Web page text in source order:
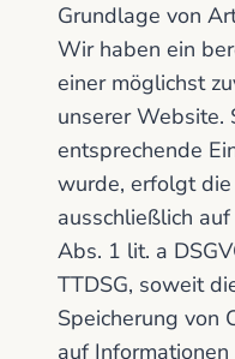
Grundlage von
Wir haben ein
einer möglichst
unserer Website.
entsprechende
wurde, erfolgt
ausschließlich
Abs. 1 lit. a
TTDSG, soweit
Speicherung von
auf